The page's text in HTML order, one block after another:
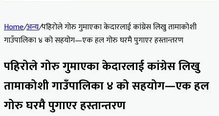
Home/अन्य/पहिरोले गोरु गुमाएका केदारलाई कांग्रेस लिखु तामाकोशी
गाउँपालिका ४ को सहयोग—एक हल गोरु घरमै पुगाएर हस्तान्तरण
पहिरोले गोरु गुमाएका केदारलाई कांग्रेस लिखु
तामाकोशी गाउँपालिका ४ को सहयोग—एक हल
गोरु घरमै पुगाएर हस्तान्तरण